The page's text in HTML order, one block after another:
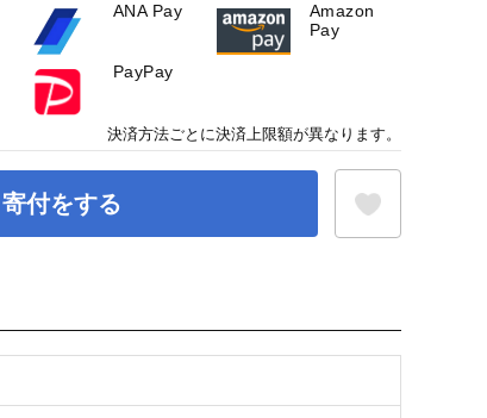
寄付をする
ANA Pay
Amazon
Pay
PayPay
決済方法ごとに決済上限額が異なります。